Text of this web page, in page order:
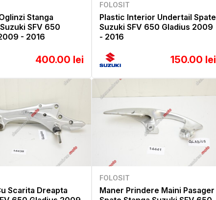
Stanga
SFV 650
- 2016
400.00 lei
FOLOSIT
Plastic Interior Undertail Spate
Suzuki SFV 650 Gladius 2009
- 2016
150.00 lei
Scarita Dreapta
FOLOSIT
Maner Prindere Maini Pasager